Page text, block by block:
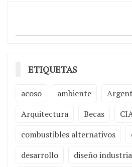
ETIQUETAS
acoso ambiente
Arquitectura
Becas
combustibles alternativos
desarrollo
diseño